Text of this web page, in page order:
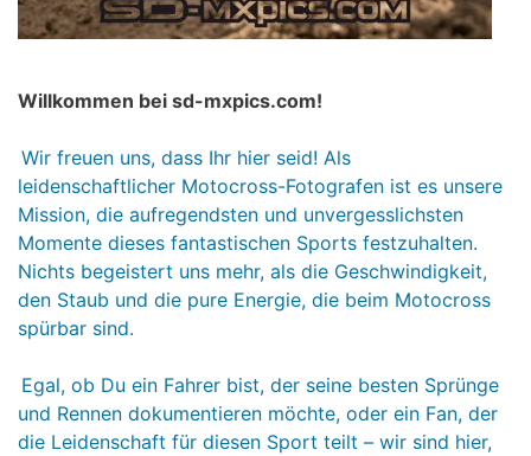
Willkommen bei sd-mxpics.com!
Wir freuen uns, dass Ihr hier seid! Als
leidenschaftlicher Motocross-Fotografen ist es unsere
Mission, die aufregendsten und unvergesslichsten
Momente dieses fantastischen Sports festzuhalten.
Nichts begeistert uns mehr, als die Geschwindigkeit,
den Staub und die pure Energie, die beim Motocross
spürbar sind.
Egal, ob Du ein Fahrer bist, der seine besten Sprünge
und Rennen dokumentieren möchte, oder ein Fan, der
die Leidenschaft für diesen Sport teilt – wir sind hier,